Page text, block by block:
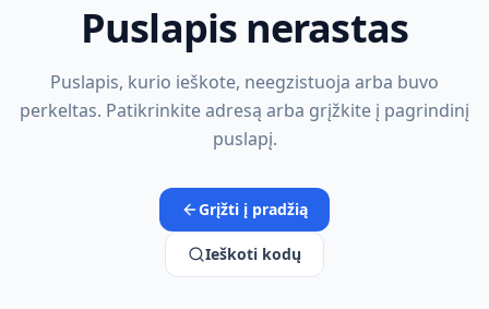
Puslapis nerastas
Puslapis, kurio ieškote, neegzistuoja arba buvo
perkeltas. Patikrinkite adresą arba grįžkite į pagrindinį
puslapį.
Grįžti į pradžią
Ieškoti kodų